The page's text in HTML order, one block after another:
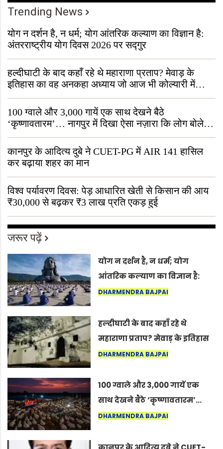
Trending News
योग न दर्शन है, न धर्म; योग आंतरिक कल्याण का विज्ञान है:
अंतरराष्ट्रीय योग दिवस 2026 पर सद्गुर
हल्दीघाटी के बाद कहाँ रहे थे महाराणा प्रताप? मेवाड़ के
इतिहास का वह अनकहा अध्याय जो आज भी कोल्यारी में
जीवित है
100 ग्वाले और 3,000 गायें एक साथ देखने बैठे
‘कृष्णावतारम’… नागपुर में दिखा ऐसा नज़ारा कि लोग बोले,
“ऐसा तो सिर्फ़ कृष्ण ही कर सकते हैं”
कानपुर के आदित्य दुबे ने CUET-PG में AIR 141 हासिल
कर बढ़ाया शहर का मान
विश्व पर्यावरण दिवस: पेड़ आधारित खेती से किसान की आय
₹30,000 से बढ़कर ₹3 लाख प्रति एकड़ हुई
जरूर पढ़ें
योग न दर्शन है, न धर्म; योग
आंतरिक कल्याण का विज्ञान है:
अंतरराष्ट्रीय योग दिवस 2026 पर
DHARMENDRA BAJPAI
हल्दीघाटी के बाद कहाँ रहे थे
महाराणा प्रताप? मेवाड़ के इतिहास
का वह अनकहा अध्याय जो आज भी
DHARMENDRA BAJPAI
100 ग्वाले और 3,000 गायें एक
साथ देखने बैठे ‘कृष्णावतारम’…
नागपुर में दिखा ऐसा नज़ारा कि
कर सकते हैं”
DHARMENDRA BAJPAI